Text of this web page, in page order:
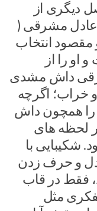
دیگری از
عادل مشرقی (
مقصود انتخاب
را از
داش مشدی
خراب؛ اگرچه
همچون داش
لحظه های
شکیبایی با
و حرف زدن
فقط در قاب
مثل